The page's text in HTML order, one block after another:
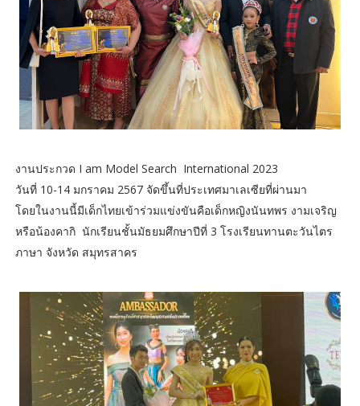
งานประกวด I am Model Search International 2023
วันที่ 10-14 มกราคม 2567 จัดขึ้นที่ประเทศมาเลเซียที่ผ่านมา
โดยในงานนี้มีเด็กไทยเข้าร่วมแข่งขันคือเด็กหญิงนันทพร งามเจริญ
หรือน้องคากิ นักเรียนชั้นมัธยมศึกษาปีที่ 3 โรงเรียนทานตะวันไตร
ภาษา จังหวัด สมุทรสาคร